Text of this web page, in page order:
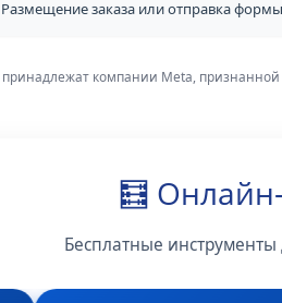
Размещение заказа или отправка
принадлежат компании Meta,
🧮
Бесплатные инструменты